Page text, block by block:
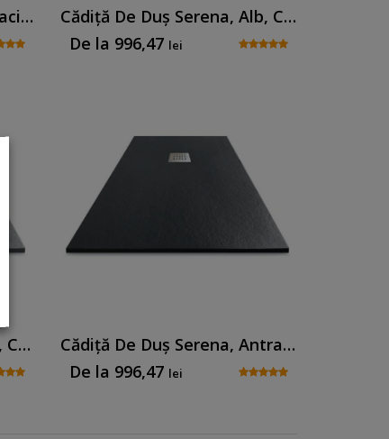
Cădiță De Duș Senia, Antracit, Cu Sifon Inclus
Cădiță De Duș Serena, Alb, Cu Sifon Inclus
De la 996,47 lei
Cădiță De Duș Serena, Gri, Cu Sifon Inclus
Cădiță De Duș Serena, Antracit, Cu Sifon Inclus
De la 996,47 lei